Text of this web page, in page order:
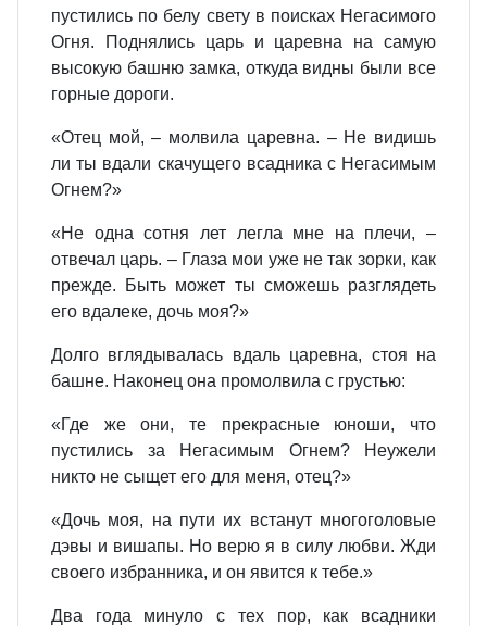
пустились по белу свету в поисках Негасимого
Огня. Поднялись царь и царевна на самую
высокую башню замка, откуда видны были все
горные дороги.
«Отец мой, – молвила царевна. – Не видишь
ли ты вдали скачущего всадника с Негасимым
Огнем?»
«Не одна сотня лет легла мне на плечи, –
отвечал царь. – Глаза мои уже не так зорки, как
прежде. Быть может ты сможешь разглядеть
его вдалеке, дочь моя?»
Долго вглядывалась вдаль царевна, стоя на
башне. Наконец она промолвила с грустью:
«Где же они, те прекрасные юноши, что
пустились за Негасимым Огнем? Неужели
никто не сыщет его для меня, отец?»
«Дочь моя, на пути их встанут многоголовые
дэвы и вишапы. Но верю я в силу любви. Жди
своего избранника, и он явится к тебе.»
Два года минуло с тех пор, как всадники